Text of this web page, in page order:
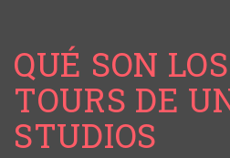
QUÉ SON
TOURS DE
STUDIOS